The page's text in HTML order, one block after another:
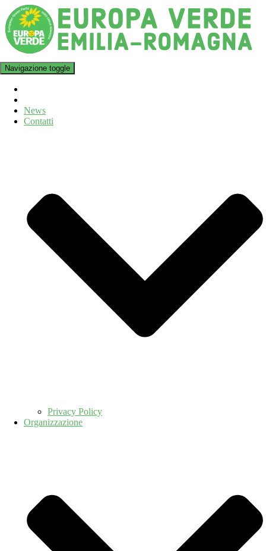
Navigazione toggle
News
Contatti
Privacy Policy
Organizzazione